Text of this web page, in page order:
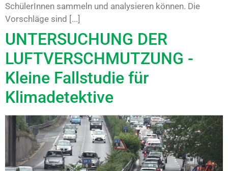
SchülerInnen sammeln und analysieren können. Die
Vorschläge sind [...]
UNTERSUCHUNG DER
LUFTVERSCHMUTZUNG -
Kleine Fallstudie für
Klimadetektive